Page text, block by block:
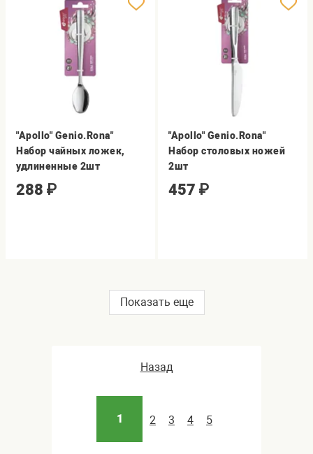
"Apollo" Genio.Rona"
Набор чайных ложек,
удлиненные 2шт
288 ₽
"Apollo" Genio.Rona"
Набор столовых ножей
2шт
457 ₽
Показать еще
Назад
1 2 3 4 5